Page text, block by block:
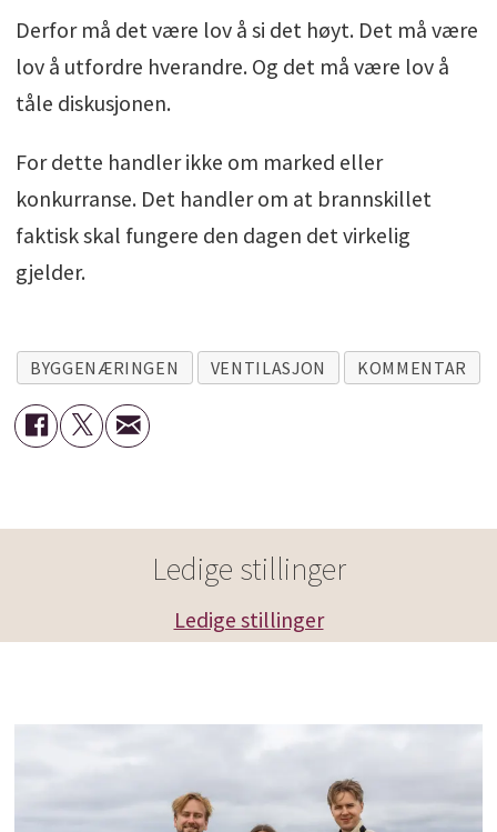
Derfor må det være lov å si det høyt. Det må være
lov å utfordre hverandre. Og det må være lov å
tåle diskusjonen.
For dette handler ikke om marked eller
konkurranse. Det handler om at brannskillet
faktisk skal fungere den dagen det virkelig
gjelder.
BYGGENÆRINGEN VENTILASJON KOMMENTAR
Ledige stillinger
Ledige stillinger